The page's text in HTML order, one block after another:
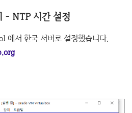
NTP 시간 설정
에서 한국 서버로 설정했습니다.